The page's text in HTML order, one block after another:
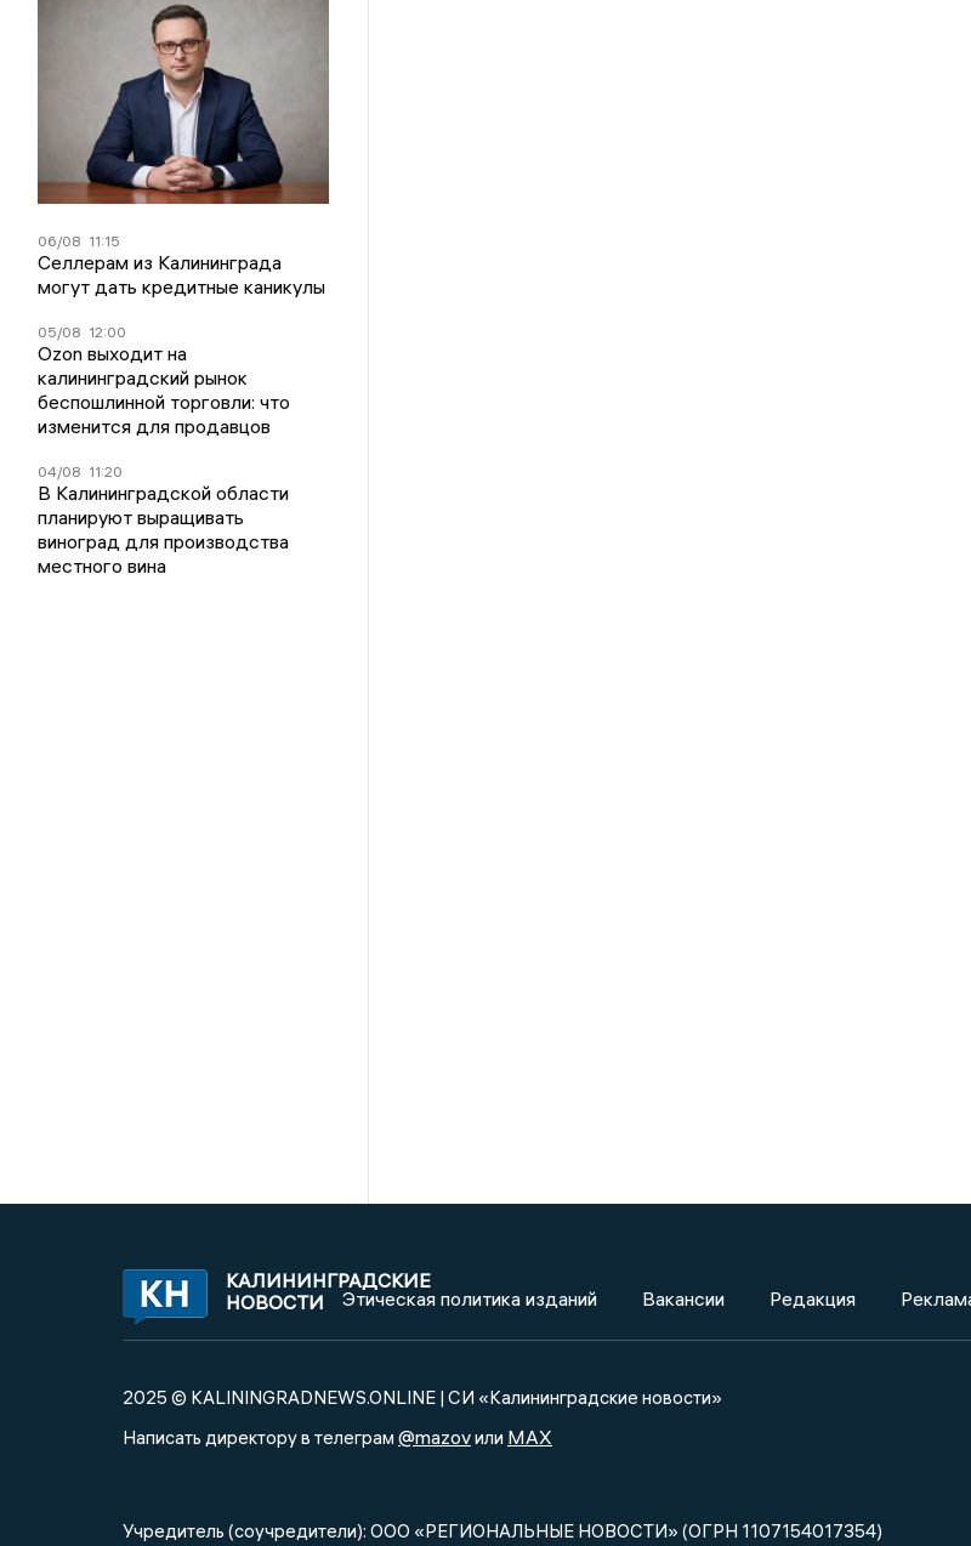
06/08 11:15
Селлерам из Калининграда
могут дать кредитные каникулы
05/08 12:00
Ozon выходит на
калининградский рынок
беспошлинной торговли: что
изменится для продавцов
04/08 11:20
В Калининградской области
планируют выращивать
виноград для производства
местного вина
КАЛИНИНГРАДСКИЕ
НОВОСТИ
Этическая политика изданий Вакансии Редакция
2025 © KALININGRADNEWS.ONLINE | СИ «Калининградские новости»
Написать директору в телеграм @mazovили MAX
Учредитель (соучредители): ООО «РЕГИОНАЛЬНЫЕ НОВОСТИ» (ОГРН 1107154017354)